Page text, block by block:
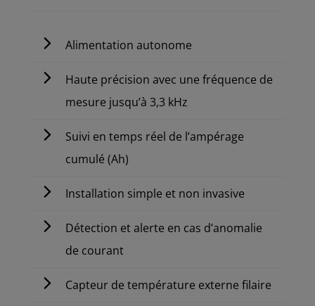
Alimentation autonome
Haute précision avec une fréquence de
mesure jusqu’à 3,3 kHz
Suivi en temps réel de l’ampérage
cumulé (Ah)
Installation simple et non invasive
Détection et alerte en cas d’anomalie
de courant
Capteur de température externe filaire